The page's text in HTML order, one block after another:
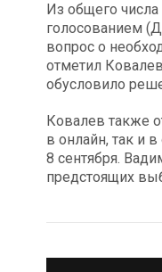
Из общего
голосованием
вопрос о
отметил
обусловило
Ковалев также
в онлайн, так и
8 сентября.
предстоящих